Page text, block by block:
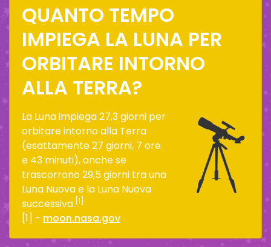
QUANTO TEMPO
IMPIEGA LA LUNA PER
ORBITARE INTORNO
ALLA TERRA?
La Luna impiega 27,3 giorni per
orbitare intorno alla Terra
(esattamente 27 giorni, 7 ore
e 43 minuti), anche se
trascorrono 29,5 giorni tra una
Luna Nuova e la Luna Nuova
successiva. [1]
[1] - moon.nasa.gov